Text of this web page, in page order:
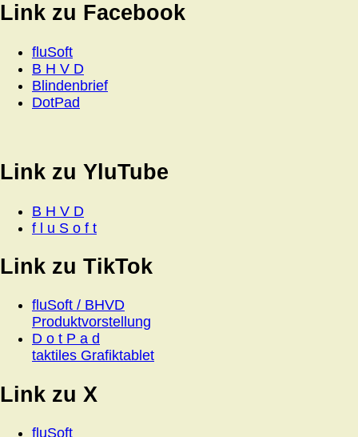
Link zu Facebook
fluSoft
B H V D
Blindenbrief
DotPad
Link zu YluTube
B H V D
f l u S o f t
Link zu TikTok
fluSoft / BHVD
Produktvorstellung
D o t P a d
taktiles Grafiktablet
Link zu X
fluSoft